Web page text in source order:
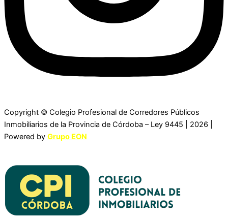
Copyright © Colegio Profesional de Corredores Públicos
Inmobiliarios de la Provincia de Córdoba – Ley 9445 | 2026 |
Powered by Grupo EON